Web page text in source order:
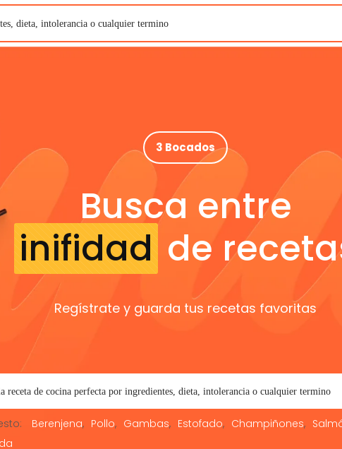
3 Bocados
Busca entre
inifidad de
Regístrate y guarda tus recetas favoritas
Berenjena Pollo Gambas Estofado Champiñones